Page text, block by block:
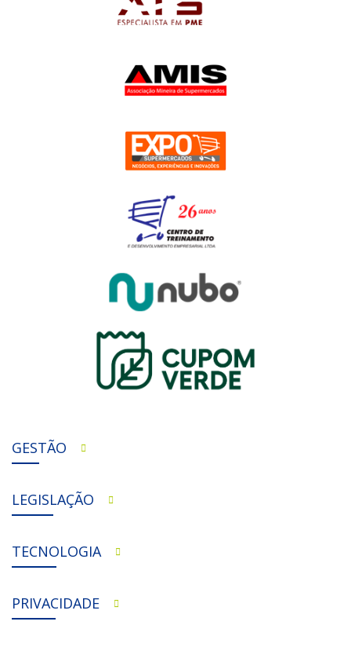
GESTÃO
LEGISLAÇÃO
TECNOLOGIA
PRIVACIDADE